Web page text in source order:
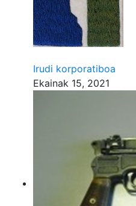
Irudi korporatiboa
Ekainak 15, 2021